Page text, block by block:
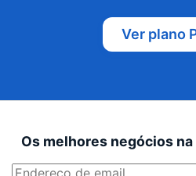
Ver plano
Os melhores negócios